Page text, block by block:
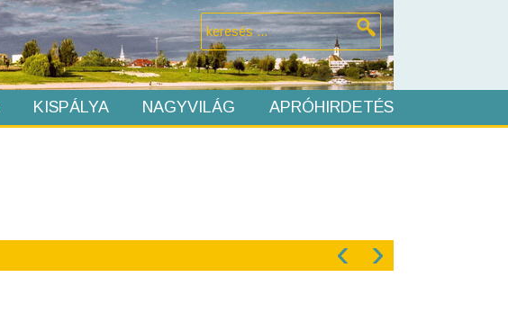
KISPÁLYA NAGYVILÁG APRÓHIRDETÉS
‹ ›